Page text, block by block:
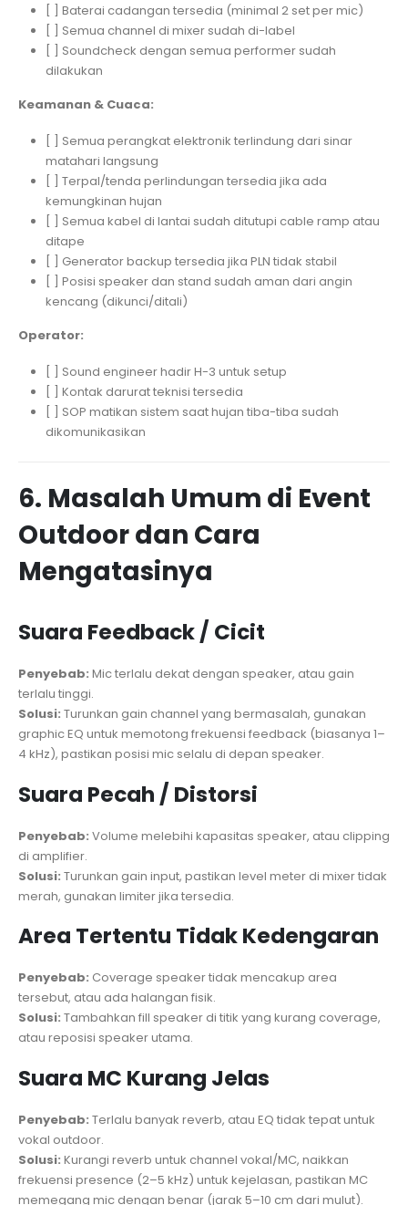
[ ] Baterai cadangan tersedia (minimal 2 set per mic)
[ ] Semua channel di mixer sudah di-label
[ ] Soundcheck dengan semua performer sudah
dilakukan
Keamanan & Cuaca:
[ ] Semua perangkat elektronik terlindung dari sinar
matahari langsung
[ ] Terpal/tenda perlindungan tersedia jika ada
kemungkinan hujan
[ ] Semua kabel di lantai sudah ditutupi cable ramp atau
ditape
[ ] Generator backup tersedia jika PLN tidak stabil
[ ] Posisi speaker dan stand sudah aman dari angin
kencang (dikunci/ditali)
Operator:
[ ] Sound engineer hadir H-3 untuk setup
[ ] Kontak darurat teknisi tersedia
[ ] SOP matikan sistem saat hujan tiba-tiba sudah
dikomunikasikan
6. Masalah Umum di Event
Outdoor dan Cara
Mengatasinya
Suara Feedback / Cicit
Penyebab: Mic terlalu dekat dengan speaker, atau gain
terlalu tinggi.
Solusi: Turunkan gain channel yang bermasalah, gunakan
graphic EQ untuk memotong frekuensi feedback (biasanya 1–
4 kHz), pastikan posisi mic selalu di depan speaker.
Suara Pecah / Distorsi
Penyebab: Volume melebihi kapasitas speaker, atau clipping
di amplifier.
Solusi: Turunkan gain input, pastikan level meter di mixer tidak
merah, gunakan limiter jika tersedia.
Area Tertentu Tidak Kedengaran
Penyebab: Coverage speaker tidak mencakup area
tersebut, atau ada halangan fisik.
Solusi: Tambahkan fill speaker di titik yang kurang coverage,
atau reposisi speaker utama.
Suara MC Kurang Jelas
Penyebab: Terlalu banyak reverb, atau EQ tidak tepat untuk
vokal outdoor.
Solusi: Kurangi reverb untuk channel vokal/MC, naikkan
frekuensi presence (2–5 kHz) untuk kejelasan, pastikan MC
memegang mic dengan benar (jarak 5–10 cm dari mulut).